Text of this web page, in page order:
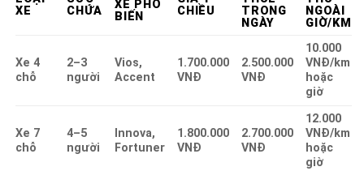
XE
CHỨA
XE PHỔ
BIẾN
CHIỀU
TRONG
NGÀY
NGOÀI
GIỜ/KM
Xe 4
chỗ
2–3
người
Vios,
Accent
1.700.000
VNĐ
2.500.000
VNĐ
10.000
VNĐ/km
hoặc
giờ
Xe 7
chỗ
4–5
người
Innova,
Fortuner
1.800.000
VNĐ
2.700.000
VNĐ
12.000
VNĐ/km
hoặc
giờ